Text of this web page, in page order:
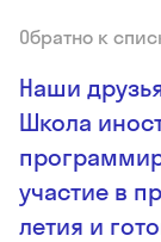
Наши
Школа
участие в
летия и
Обратно к